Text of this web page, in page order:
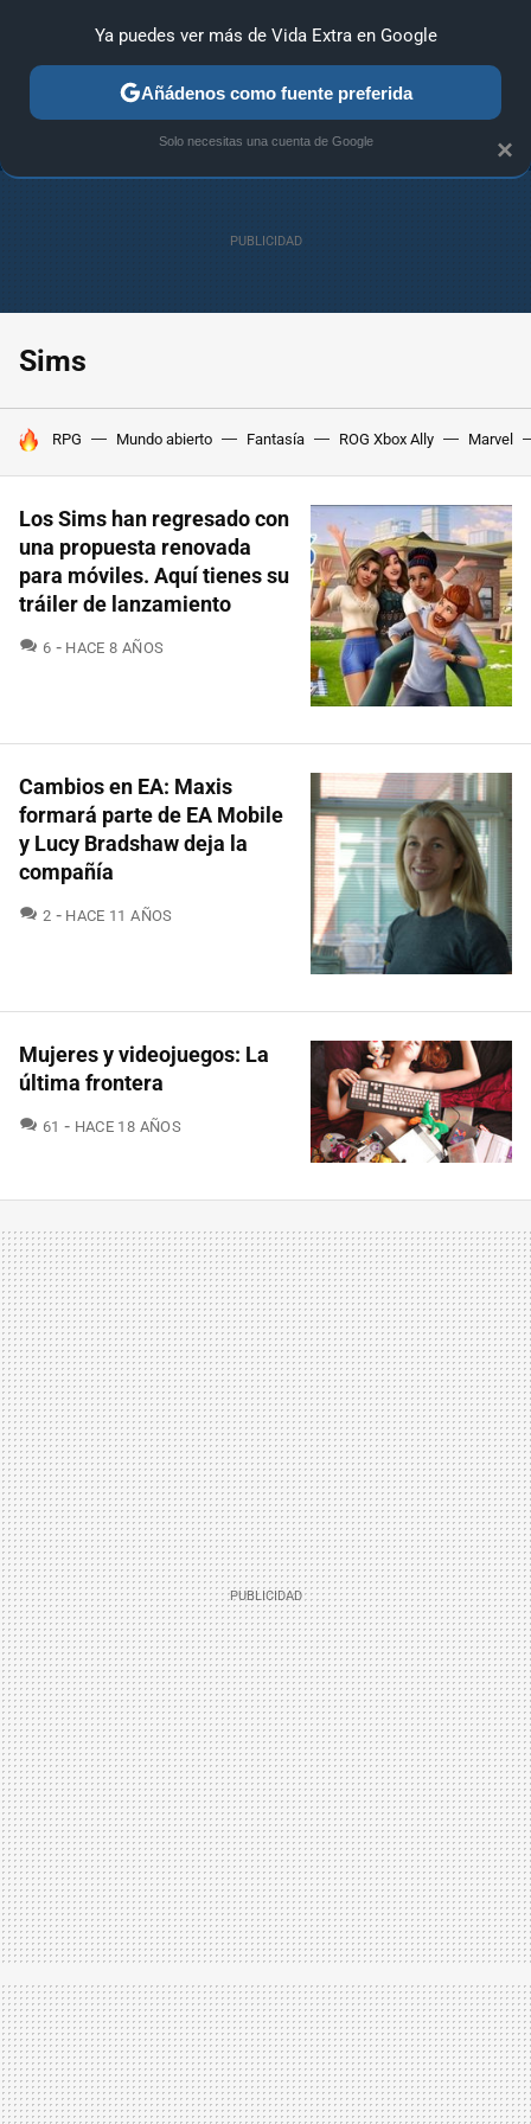
ANÁLISIS GUÍAS Y TRUCOS PC SONY NINTENDO
Sims
HOY SE HABLA DE
RPG Mundo abierto Fantasía ROG Xbox Ally Marvel
Los Sims han regresado con
una propuesta renovada
para móviles. Aquí tienes su
tráiler de lanzamiento
6 COMENTARIOS
HACE 8 AÑOS
Cambios en EA: Maxis
formará parte de EA Mobile
y Lucy Bradshaw deja la
compañía
2 COMENTARIOS
HACE 11 AÑOS
Mujeres y videojuegos: La
última frontera
61 COMENTARIOS
HACE 18 AÑOS
×
Ya puedes ver más de Vida Extra en Google
Añádenos como fuente preferida
Solo necesitas una cuenta de Google